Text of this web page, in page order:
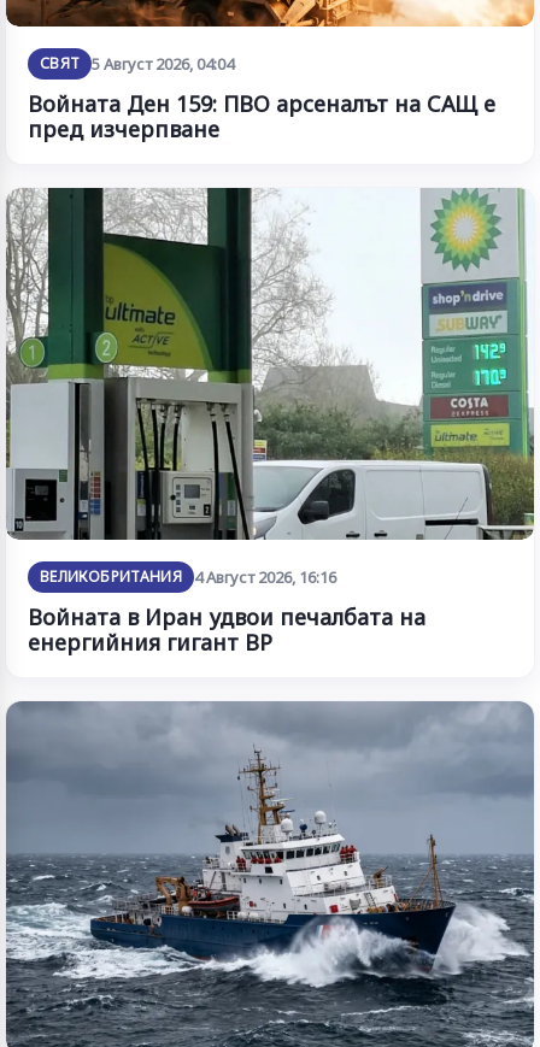
СВЯТ 5 Август 2026, 04:04
Войната Ден 159: ПВО арсеналът на САЩ е
пред изчерпване
ВЕЛИКОБРИТАНИЯ 4 Август 2026, 16:16
Войната в Иран удвои печалбата на
енергийния гигант BP